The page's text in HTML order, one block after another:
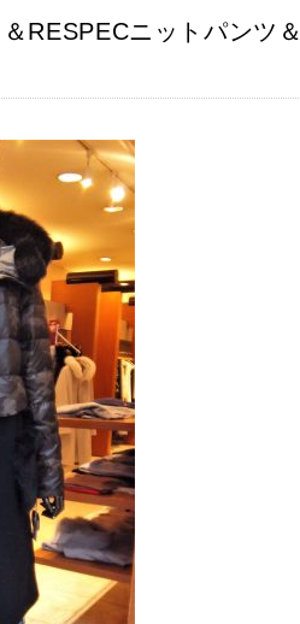
RESPECニットパンツ＆